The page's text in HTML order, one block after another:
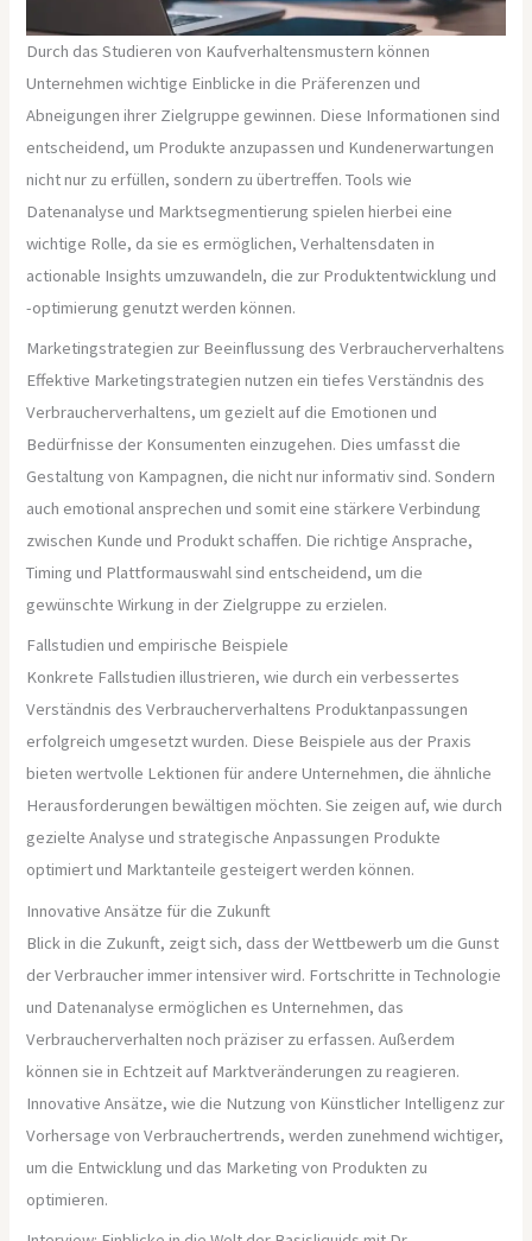
Durch das Studieren von Kaufverhaltensmustern können
Unternehmen wichtige Einblicke in die Präferenzen und
Abneigungen ihrer Zielgruppe gewinnen. Diese Informationen sind
entscheidend, um Produkte anzupassen und Kundenerwartungen
nicht nur zu erfüllen, sondern zu übertreffen. Tools wie
Datenanalyse und Marktsegmentierung spielen hierbei eine
wichtige Rolle, da sie es ermöglichen, Verhaltensdaten in
actionable Insights umzuwandeln, die zur Produktentwicklung und
-optimierung genutzt werden können.
Marketingstrategien zur Beeinflussung des Verbraucherverhaltens
Effektive Marketingstrategien nutzen ein tiefes Verständnis des
Verbraucherverhaltens, um gezielt auf die Emotionen und
Bedürfnisse der Konsumenten einzugehen. Dies umfasst die
Gestaltung von Kampagnen, die nicht nur informativ sind. Sondern
auch emotional ansprechen und somit eine stärkere Verbindung
zwischen Kunde und Produkt schaffen. Die richtige Ansprache,
Timing und Plattformauswahl sind entscheidend, um die
gewünschte Wirkung in der Zielgruppe zu erzielen.
Fallstudien und empirische Beispiele
Konkrete Fallstudien illustrieren, wie durch ein verbessertes
Verständnis des Verbraucherverhaltens Produktanpassungen
erfolgreich umgesetzt wurden. Diese Beispiele aus der Praxis
bieten wertvolle Lektionen für andere Unternehmen, die ähnliche
Herausforderungen bewältigen möchten. Sie zeigen auf, wie durch
gezielte Analyse und strategische Anpassungen Produkte
optimiert und Marktanteile gesteigert werden können.
Innovative Ansätze für die Zukunft
Blick in die Zukunft, zeigt sich, dass der Wettbewerb um die Gunst
der Verbraucher immer intensiver wird. Fortschritte in Technologie
und Datenanalyse ermöglichen es Unternehmen, das
Verbraucherverhalten noch präziser zu erfassen. Außerdem
können sie in Echtzeit auf Marktveränderungen zu reagieren.
Innovative Ansätze, wie die Nutzung von Künstlicher Intelligenz zur
Vorhersage von Verbrauchertrends, werden zunehmend wichtiger,
um die Entwicklung und das Marketing von Produkten zu
optimieren.